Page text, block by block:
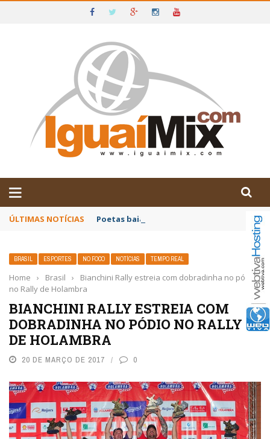
IGUAÍ E SUDOESTE DA BAHIA
ÚLTIMAS NOTÍCIAS Poetas baianos representam o Brasil no
BRASIL ESPORTES NO FOCO NOTÍCIAS TEMPO REAL
Home › Brasil ›
Bianchini Rally estreia com dobradinha no pódio
no Rally de Holambra
BIANCHINI RALLY ESTREIA COM
DOBRADINHA NO PÓDIO NO RALLY
DE HOLAMBRA
20 DE MARÇO DE 2017 0